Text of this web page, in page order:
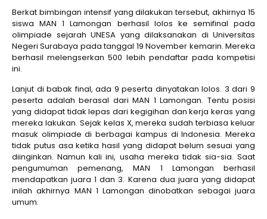
Berkat bimbingan intensif yang dilakukan tersebut, akhirnya 15
siswa MAN 1 Lamongan berhasil lolos ke semifinal pada
olimpiade sejarah UNESA yang dilaksanakan di Universitas
Negeri Surabaya pada tanggal 19 November kemarin. Mereka
berhasil melengserkan 500 lebih pendaftar pada kompetisi
ini.
Lanjut di babak final, ada 9 peserta dinyatakan lolos. 3 dari 9
peserta adalah berasal dari MAN 1 Lamongan. Tentu posisi
yang didapat tidak lepas dari kegigihan dan kerja keras yang
mereka lakukan. Sejak kelas X, mereka sudah terbiasa keluar
masuk olimpiade di berbagai kampus di Indonesia. Mereka
tidak putus asa ketika hasil yang didapat belum sesuai yang
diinginkan. Namun kali ini, usaha mereka tidak sia-sia. Saat
pengumuman pemenang, MAN 1 Lamongan berhasil
mendapatkan juara 1 dan 3. Karena dua juara yang didapat
inilah akhirnya MAN 1 Lamongan dinobatkan sebagai juara
umum.